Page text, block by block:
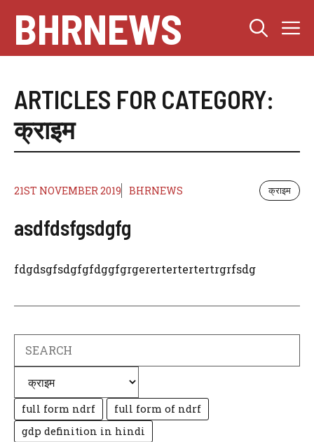
content
BHRNEWS
ARTICLES FOR CATEGORY:
क्राइम
21ST NOVEMBER 2019 BHRNEWS क्राइम
asdfdsfgsdgfg
fdgdsgfsdgfgfdggfgrgerertertertertrgrfsdg
full form ndrf
full form of ndrf
gdp definition in hindi